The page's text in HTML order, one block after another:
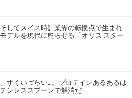
してスイス時計業界の転換点で生まれ
デルを現代に甦らせる「オリス スター
すくいづらい…。プロテインあるあるは
ンレススプーンで解消だ